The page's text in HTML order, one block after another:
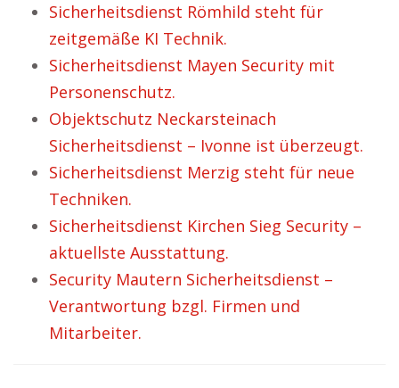
Sicherheitsdienst Römhild steht für
zeitgemäße KI Technik.
Sicherheitsdienst Mayen Security mit
Personenschutz.
Objektschutz Neckarsteinach
Sicherheitsdienst – Ivonne ist überzeugt.
Sicherheitsdienst Merzig steht für neue
Techniken.
Sicherheitsdienst Kirchen Sieg Security –
aktuellste Ausstattung.
Security Mautern Sicherheitsdienst –
Verantwortung bzgl. Firmen und
Mitarbeiter.